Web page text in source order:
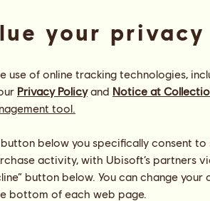
Bonus zu aktivieren, wenn Du eines
mehrere Falabellas besitzt.
fortpflanzen, um ein Bellacorn zur
your privacy
of online tracking technologies,
Privacy Policyand Notice at
tool.
below you specifically consent
activity, with Ubisoft’s partners
button below. You can change
bottom of each web page.